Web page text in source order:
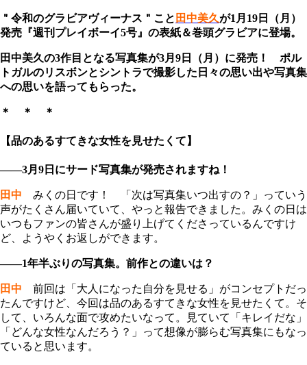
＂令和のグラビアヴィーナス＂こと 田中美久が1月19日（月）
発売『週刊プレイボーイ5号』の表紙＆巻頭グラビアに登場。
田中美久の3作目となる写真集が3月9日（月）に発売！ ポル
トガルのリスボンとシントラで撮影した日々の思い出や写真集
への思いを語ってもらった。
＊ ＊ ＊
【品のあるすてきな女性を見せたくて】
――3月9日にサード写真集が発売されますね！
田中 みくの日です！ 「次は写真集いつ出すの？」っていう
声がたくさん届いていて、やっと報告できました。みくの日は
いつもファンの皆さんが盛り上げてくださっているんですけ
ど、ようやくお返しができます。
――1年半ぶりの写真集。前作との違いは？
田中 前回は「大人になった自分を見せる」がコンセプトだっ
たんですけど、今回は品のあるすてきな女性を見せたくて。そ
して、いろんな面で攻めたいなって。見ていて「キレイだな」
「どんな女性なんだろう？」って想像が膨らむ写真集にもなっ
ていると思います。